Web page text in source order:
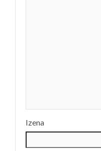
Izena